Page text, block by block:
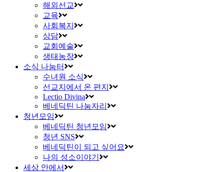
해외선교
교육
사회복지
상담
교회예술
생태농장
소식 나눔터
수녀원 소식
선교지에서 온 편지
Lectio Divina
베네딕틴 나눔자리
청년모임
베네딕틴 청년모임
청년 SNS
베네딕틴이 되고 싶어요
나의 성소이야기
세상 안에서